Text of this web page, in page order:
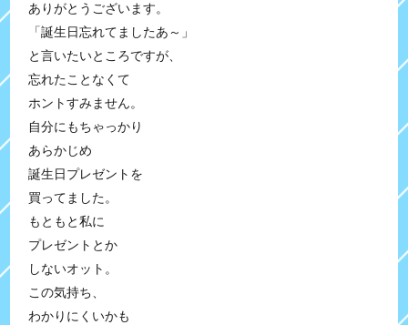
ありがとうございます。
「誕生日忘れてましたあ～」
と言いたいところですが、
忘れたことなくて
ホントすみません。
自分にもちゃっかり
あらかじめ
誕生日プレゼントを
買ってました。
もともと私に
プレゼントとか
しないオット。
この気持ち、
わかりにくいかも